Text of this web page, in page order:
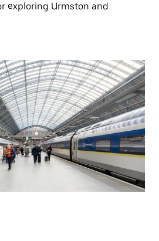
exploring Urmston and